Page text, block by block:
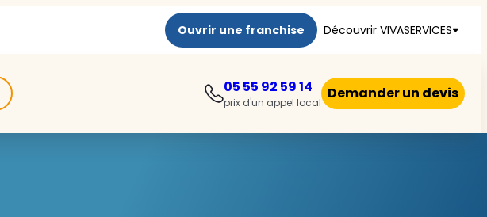
Ouvrir une franchise Découvrir VIVASERVICES
05 55 92 59 14
prix d'un appel local
Demander un devis